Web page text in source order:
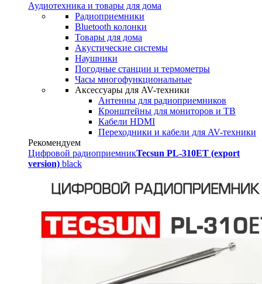
Аудиотехника и товары для дома
Радиоприемники
Bluetooth колонки
Товары для дома
Акустические системы
Наушники
Погодные станции и термометры
Часы многофункциональные
Аксессуары для AV-техники
Антенны для радиоприемников
Кронштейны для мониторов и ТВ
Кабели HDMI
Переходники и кабели для AV-техники
Рекомендуем
Цифровой радиоприемникTecsun PL-310ET (export
version) black